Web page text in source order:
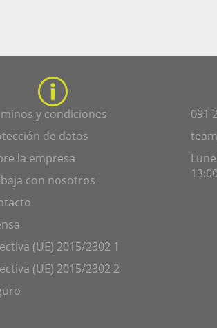
y condiciones
de datos
la empresa
con nosotros
(UE) 2015/2302 1
(UE) 2015/2302 2
091
13:00